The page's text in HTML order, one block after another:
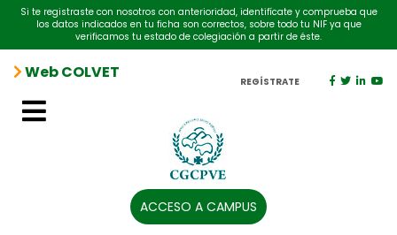
Si te registraste con nosotros con anterioridad, identifícate y comprueba que
los datos indicados en tu ficha son correctos, sobre todo tu NIF ya que
verificamos tu estado de colegiación a partir de éste.
Web COLVET REGÍSTRATE
ACCESO A CAMPUS